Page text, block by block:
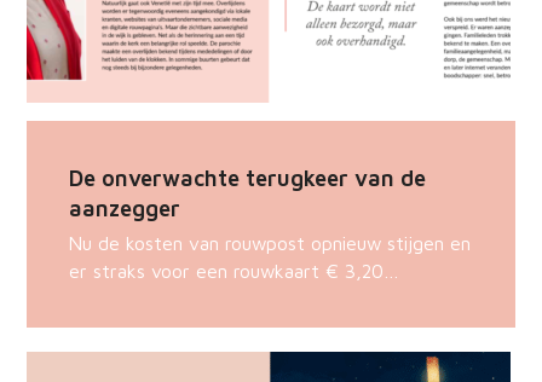
De onverwachte terugkeer van de
aanzegger
Nu de kosten van rouwpost opnieuw stijgen en
er straks voor een rouwkaart € 3,20…